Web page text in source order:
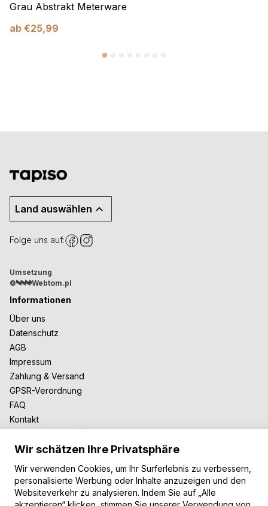
Grau Abstrakt Meterware
ab €25,99
Land auswählen
Folge uns auf:
Umsetzung
©
Webtom.pl
Informationen
Über uns
Datenschutz
AGB
Impressum
Zahlung & Versand
GPSR-Verordnung
FAQ
Kontakt
Zusammenarbeit
Für Blogger
B2B-Zusammenarbeit
Unsere Teppiche
Moderne Teppiche
Wir schätzen Ihre Privatsphäre
Wir verwenden Cookies, um Ihr Surferlebnis zu verbessern,
personalisierte Werbung oder Inhalte anzuzeigen und den
Websiteverkehr zu analysieren. Indem Sie auf „Alle